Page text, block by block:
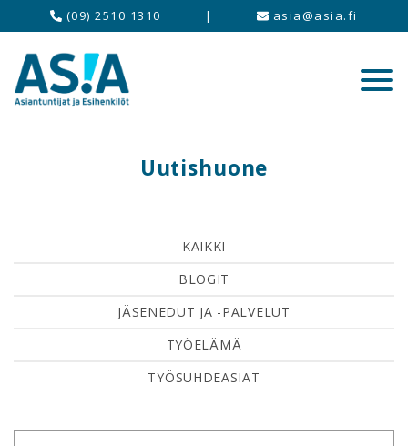
(09) 2510 1310 | asia@asia.fi
Uutishuone
KAIKKI
BLOGIT
JÄSENEDUT JA -PALVELUT
TYÖELÄMÄ
TYÖSUHDEASIAT